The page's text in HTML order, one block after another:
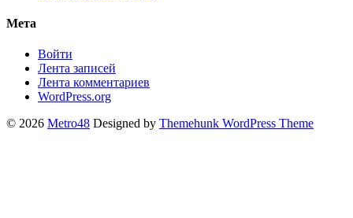
Мета
Войти
Лента записей
Лента комментариев
WordPress.org
© 2026 Metro48 Designed by Themehunk WordPress Theme